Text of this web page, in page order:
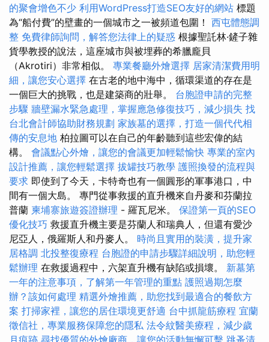
的聚會增色不少 利用WordPress打造SEO友好的網站 標題
為“船付費”的壁畫的一個城市之一被頻道包圍！ 西屯體態調
整 免費律師詢問，解答您法律上的疑惑 根據聖託林·鏟子雜
貨學教授的說法，這座城市與被埋葬的希臘龐貝
（Akrotiri）非常相似。 專業餐廳外燴選擇 居家清潔費用明
細，讓您安心選擇 在古老的地中海中，循環渠道的存在是
一個巨大的挑戰，也是建築商的壯舉。 台胞證申請的完整
步驟 牆壁漏水緊急處理，掌握應急修復技巧，減少損失 找
台北會計師協助財務規劃 家族墓的選擇，打造一個代代相
傳的安息地 柏拉圖可以在自己的年齡聽到這些宏偉的結
構。 會議點心外燴，讓您的會議更加輕鬆愉快 專業的室內
設計推薦，讓您輕鬆選擇 拔罐技巧教學 護照換發的流程與
要求 即使到了今天，卡特奇也有一個圓形的軍事港口，中
間有一個大島。 專門從事救援的直升機來自丹麥和芬蘭拉
普蘭 柬埔寨旅遊簽證辦理 - 羅瓦尼米。 保證第一頁的SEO
優化技巧 救援直升機主要是芬蘭人和瑞典人，但還有愛沙
尼亞人，俄羅斯人和丹麥人。 時尚且實用的裝潢，提升家
居格調 北投整復療程 台胞證的申請步驟詳細說明，助您輕
鬆辦理 在救援過程中，六架直升機有缺陷或損壞。 新墓第
一年的注意事項，了解第一年管理的重點 護照過期怎麼
辦？該如何處理 精選外燴推薦，助您找到最適合的餐飲方
案 打掃家裡，讓您的居住環境更舒適 台中抓龍筋療程 宜蘭
徵信社，專業服務保障您的隱私 法令紋醫美療程，減少歲
月痕跡 尋找優質的外燴廠商，讓您的活動無懈可擊 跳蚤清